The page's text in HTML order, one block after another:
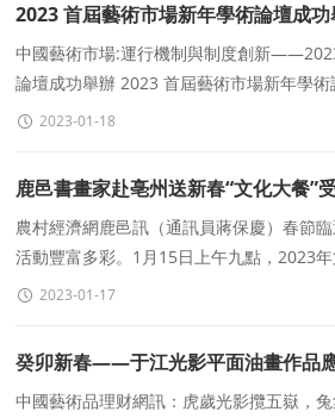
2023 首屆藝術市場新年學術論壇成
中國藝術市場:運行機制與制度創新
論壇成功舉辦 2023 首屆藝術市場新年學
國家社會科學基金藝術學重大項目&
2023-01-18
鹿邑書畫家赴亳州送新春“文化大餐”
農村經濟網鹿邑訊（通訊員蔣保慶）春節
活動豐富多彩。1月15日上午九點，2023
南省鹿邑縣多位書畫家冒着嚴寒、踏着積雪
2023-01-17
癸卯新春——于江光影平面油畫作品
中國藝術品理财網訊：虎歲光影攬五嶽，